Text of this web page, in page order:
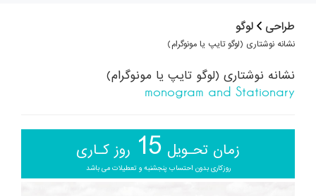
طراحی لوگو
نشانه نوشتاری (لوگو تایپ یا مونوگرام)
نشانه نوشتاری (لوگو تایپ یا مونوگرام)
monogram and Stationary
زمان تحـویل 15 روز کـاری
روزکاری بدون احتساب پنجشنبه و تعطیلات می باشد